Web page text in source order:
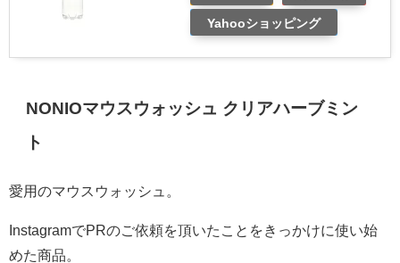
Yahooショッピング
NONIOマウスウォッシュ クリアハーブミン
ト
愛用のマウスウォッシュ。
InstagramでPRのご依頼を頂いたことをきっかけに使い始
めた商品。